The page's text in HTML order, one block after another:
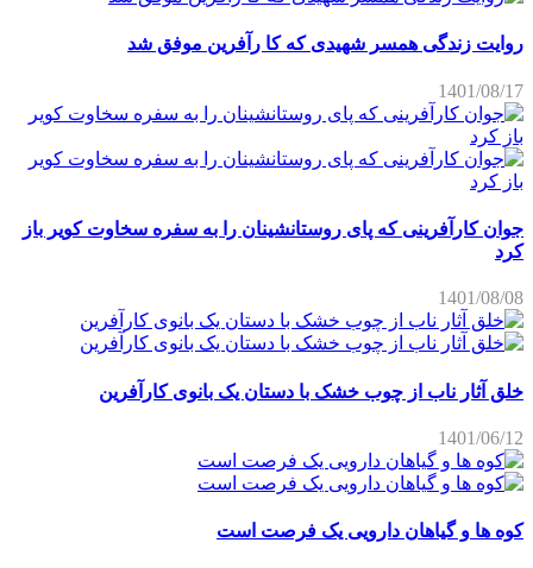
روایت زندگی همسر شهیدی که کا رآفرین موفق شد
1401/08/17
جوان کارآفرینی که پای روستانشینان را به سفره سخاوت کویر باز
کرد
1401/08/08
خلق آثار ناب از چوب خشک با دستان یک بانوی کارآفرین
1401/06/12
کوه ها و گیاهان دارویی یک فرصت است